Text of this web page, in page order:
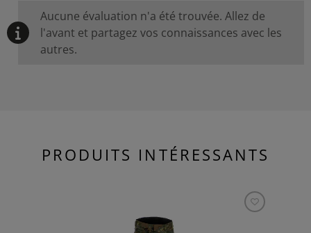
Aucune évaluation n'a été trouvée. Allez de
l'avant et partagez vos connaissances avec les
autres.
PRODUITS INTÉRESSANTS